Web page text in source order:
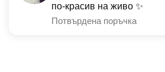
по-красив на живо ✨
Потвърдена поръчка